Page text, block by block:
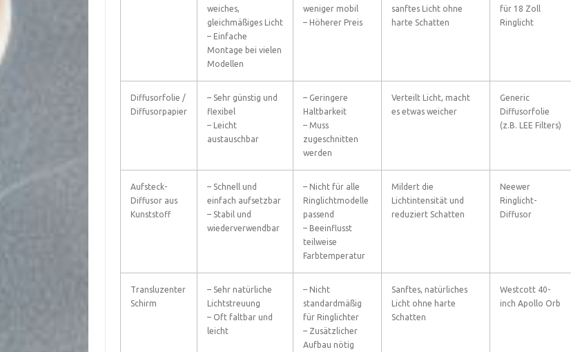
weiches,
gleichmäßiges Licht
– Einfache
Montage bei vielen
Modellen
weniger mobil
– Höherer Preis
sanftes Licht ohne
harte Schatten
für 18 Zoll
Ringlicht
Diffusorfolie /
Diffusorpapier
– Sehr günstig und
flexibel
– Leicht
austauschbar
– Geringere
Haltbarkeit
– Muss
zugeschnitten
werden
Verteilt Licht, macht
es etwas weicher
Generic
Diffusorfolie
(z.B. LEE Filters)
Aufsteck-
Diffusor aus
Kunststoff
– Schnell und
einfach aufsetzbar
– Stabil und
wiederverwendbar
– Nicht für alle
Ringlichtmodelle
passend
– Beeinflusst
teilweise
Farbtemperatur
Mildert die
Lichtintensität und
reduziert Schatten
Neewer
Ringlicht-
Diffusor
Transluzenter
Schirm
– Sehr natürliche
Lichtstreuung
– Oft faltbar und
leicht
– Nicht
standardmäßig
für Ringlichter
– Zusätzlicher
Aufbau nötig
Sanftes, natürliches
Licht ohne harte
Schatten
Westcott 40-
inch Apollo Orb